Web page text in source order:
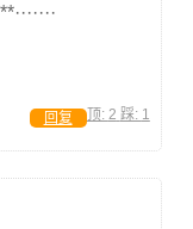
顶: 2 踩: 1
回复